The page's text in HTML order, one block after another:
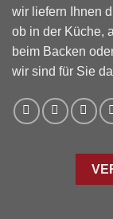
auf
der
wir liefern Ihnen
ob in der Küche,
beim Backen
wir sind für Sie